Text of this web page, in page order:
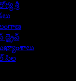
శ్రీ
డ్రైవ్
సిల